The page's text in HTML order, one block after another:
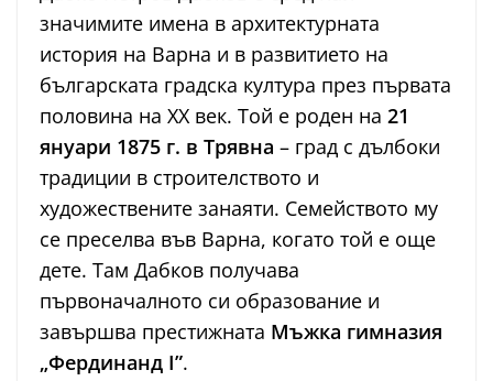
значимите имена в архитектурната
история на Варна и в развитието на
българската градска култура през първата
половина на ХХ век. Той е роден на 21
януари 1875 г. в Трявна – град с дълбоки
традиции в строителството и
художествените занаяти. Семейството му
се преселва във Варна, когато той е още
дете. Там Дабков получава
първоначалното си образование и
завършва престижната Мъжка гимназия
„Фердинанд І”.